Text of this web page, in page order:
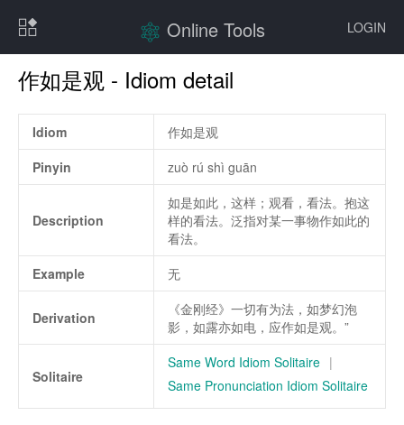
LOGIN
Online Tools
作如是观 - Idiom detail
Idiom
作如是观
Pinyin
zuò rú shì guān
Description
如是如此，这样；观看，看法。抱这
样的看法。泛指对某一事物作如此的
看法。
Example
无
Derivation
《金刚经》一切有为法，如梦幻泡
影，如露亦如电，应作如是观。”
Solitaire
Same Word Idiom Solitaire |
Same Pronunciation Idiom Solitaire